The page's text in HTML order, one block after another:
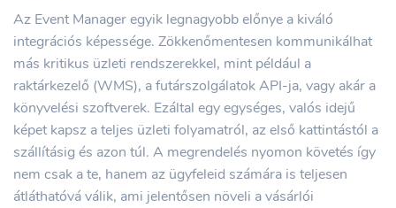
Az Event Manager egyik legnagyobb előnye a kiváló
integrációs képessége. Zökkenőmentesen kommunikálhat
más kritikus üzleti rendszerekkel, mint például a
raktárkezelő (WMS), a futárszolgálatok API-ja, vagy akár a
könyvelési szoftverek. Ezáltal egy egységes, valós idejű
képet kapsz a teljes üzleti folyamatról, az első kattintástól a
szállításig és azon túl. A megrendelés nyomon követés így
nem csak a te, hanem az ügyfeleid számára is teljesen
átláthatóvá válik, ami jelentősen növeli a vásárlói